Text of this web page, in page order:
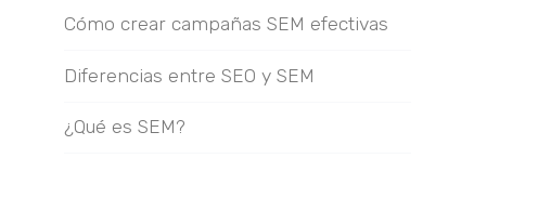
Cómo crear campañas SEM efectivas
Diferencias entre SEO y SEM
¿Qué es SEM?